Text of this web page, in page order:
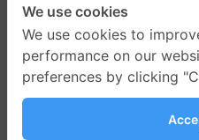
We use cookies
We use cookies to
performance on our
preferences by clicking